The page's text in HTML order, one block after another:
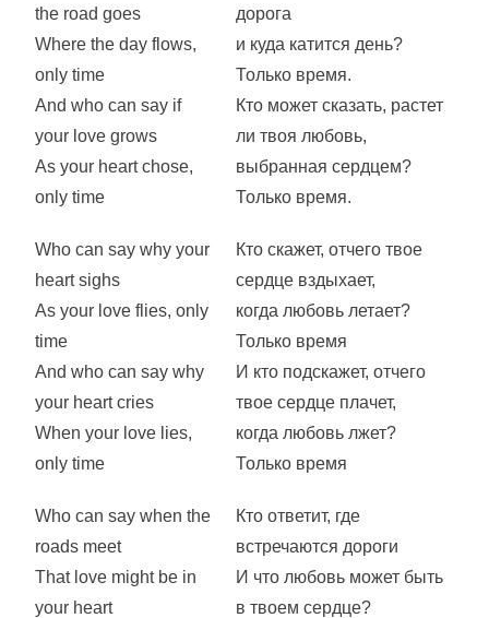
the road goes
Where the day flows,
only time
And who can say if
your love grows
As your heart chose,
only time
Who can say why your
heart sighs
As your love flies, only
time
And who can say why
your heart cries
When your love lies,
only time
Who can say when the
roads meet
That love might be in
your heart
дорога
и куда катится день?
Только время.
Кто может сказать, растет
ли твоя любовь,
выбранная сердцем?
Только время.
Кто скажет, отчего твое
сердце вздыхает,
когда любовь летает?
Только время
И кто подскажет, отчего
твое сердце плачет,
когда любовь лжет?
Только время
Кто ответит, где
встречаются дороги
И что любовь может быть
в твоем сердце?